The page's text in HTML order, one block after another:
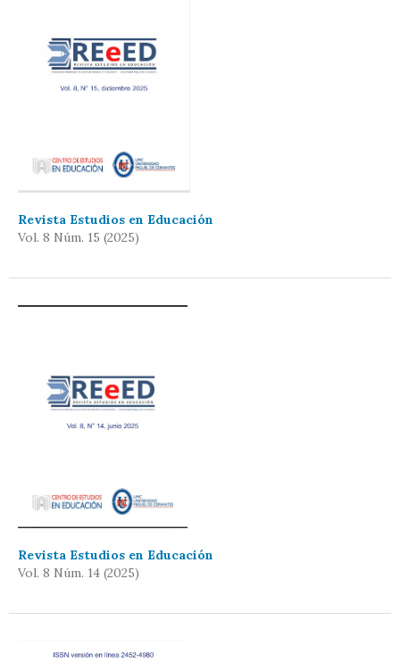
Revista Estudios en Educación
Vol. 8 Núm. 15 (2025)
Revista Estudios en Educación
Vol. 8 Núm. 14 (2025)